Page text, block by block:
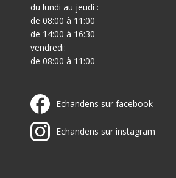
du lundi au jeudi :
de 08:00 à 11:00
de 14:00 à 16:30
vendredi:
de 08:00 à 11:00
Echandens sur facebook
Echandens sur instagram